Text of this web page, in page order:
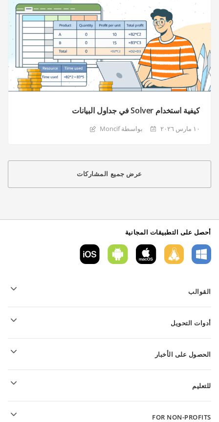
كيفية استخدام Solver في جداول البيانات
١٠ مارس ٢٠٢٦ بواسطة Moncif
عرض جميع المشاركات
أحصل على التطبيقات المجانية
القوالب
قوالب المستندات النصية
قوالب الجداول
قوالب العروض التقديمية
أدوات التحويل
تحويل جداول البيانات
تحويل العروض التقديمية
تحويل ملفات PDF
الحصول على الأخبار
للتعليم
للمعلمين
FOR NON-PROFITS